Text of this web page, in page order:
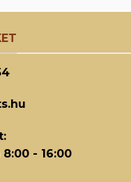
- 16:00